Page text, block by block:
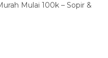
Mulai 100k – Sopir &